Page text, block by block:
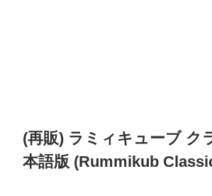
(再販) ラミィキューブ ク
本語版 (Rummikub